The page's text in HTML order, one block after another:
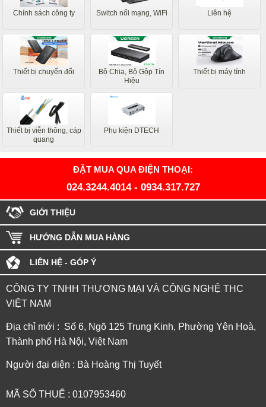
Chính sách công ty Switch nối mạng, WiFi Liên hệ
Thiết bị chuyển đổi
Bộ Chia, Bộ Gộp Tín
Hiệu
Thiết bị máy tính
Thiết bị viễn thông, cáp
quang
Phụ kiện DTECH
ĐẶT MUA QUA ĐIỆN THOẠI:
024.3244.4014- 0934.317.727
GIỚI THIỆU
HƯỚNG DẪN MUA HÀNG
LIÊN HỆ - GÓP Ý
CÔNG TY TNHH THƯƠNG MẠI VÀ CÔNG NGHỆ THC
VIỆT NAM
Địa chỉ mới : Số 6, Ngõ 125 Trung Kinh, Phường Yên Hoà,
Thành phố Hà Nội, Việt Nam
Người đại diện : Bà Hoàng Thị Tuyết
MÃ SỐ THUẾ : 0107953460